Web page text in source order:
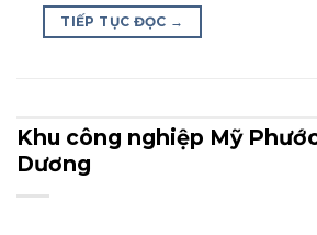
TIẾP TỤC ĐỌC →
Khu công nghiệp Mỹ
Dương